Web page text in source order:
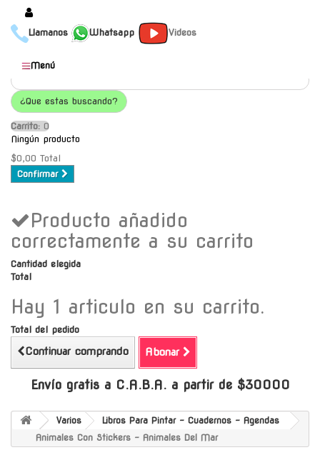
Llamanos Whatsapp Videos
Productos
Populares
Categorías
Marcas
Mayoristas
Contacto
Envío gratis a C.A.B.A. a
partir de $30000
Menú
¿Que estas buscando?
Carrito: O
Ningún producto
$0,00 Total
Confirmar
Producto añadido
correctamente a su carrito
Cantidad elegida
Total
Hay 1 articulo en su carrito.
Total del pedido
Continuar comprando Abonar
Envío gratis a C.A.B.A. a partir de $30000
Varios
Libros Para Pintar - Cuadernos - Agendas
Animales Con Stickers - Animales Del Mar